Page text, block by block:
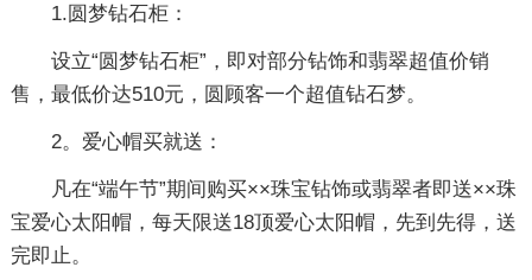
1.圆梦钻石柜：
设立“圆梦钻石柜”，即对部分钻饰和翡翠超值价销
售，最低价达510元，圆顾客一个超值钻石梦。
2。爱心帽买就送：
凡在“端午节”期间购买××珠宝钻饰或翡翠者即送××珠
宝爱心太阳帽，每天限送18顶爱心太阳帽，先到先得，送
完即止。